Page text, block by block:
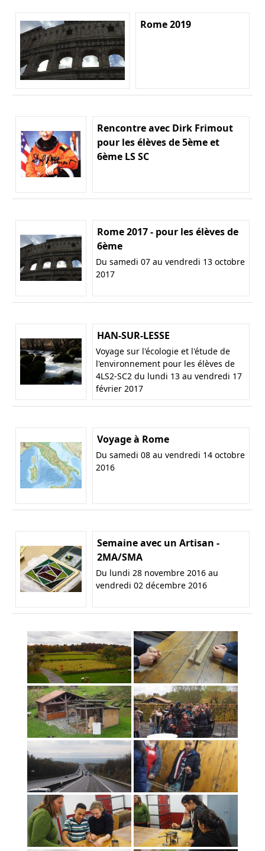
Rome 2019
Rencontre avec Dirk Frimout
pour les élèves de 5ème et
6ème LS SC
Rome 2017 - pour les élèves de
6ème
Du samedi 07 au vendredi 13 octobre
2017
HAN-SUR-LESSE
Voyage sur l'écologie et l'étude de
l'environnement pour les élèves de
4LS2-SC2 du lundi 13 au vendredi 17
février 2017
Voyage à Rome
Du samedi 08 au vendredi 14 octobre
2016
Semaine avec un Artisan -
2MA/SMA
Du lundi 28 novembre 2016 au
vendredi 02 décembre 2016